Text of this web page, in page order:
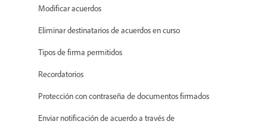
Modificar acuerdos
Eliminar destinatarios de acuerdos en curso
Tipos de firma permitidos
Recordatorios
Protección con contraseña de documentos firmados
Enviar notificación de acuerdo a través de